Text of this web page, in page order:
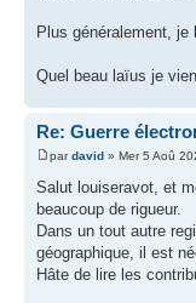
Plus généralement,
Quel beau laïus je
Re: Guerre
pardavid » Mer 5 Aoû
Salut louiseravot, et
beaucoup de rigueur.
Dans un tout autre
géographique, il est
Hâte de lire les